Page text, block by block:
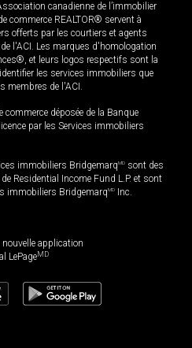
canadienne de l’immobilier
commerce REALTOR® servent à
offerts par les courtiers et agents
l'ACI. Les marques d'homologation
et leurs logos respectifs sont la
les services immobiliers que
membres de l'ACI.
commerce déposée de la Banque
par les Services immobiliers
immobiliers BridgemarqMD sont des
Residential Income Fund L.P. et sont
immobiliers BridgemarqMD Inc.
nouvelle application
LePageMD